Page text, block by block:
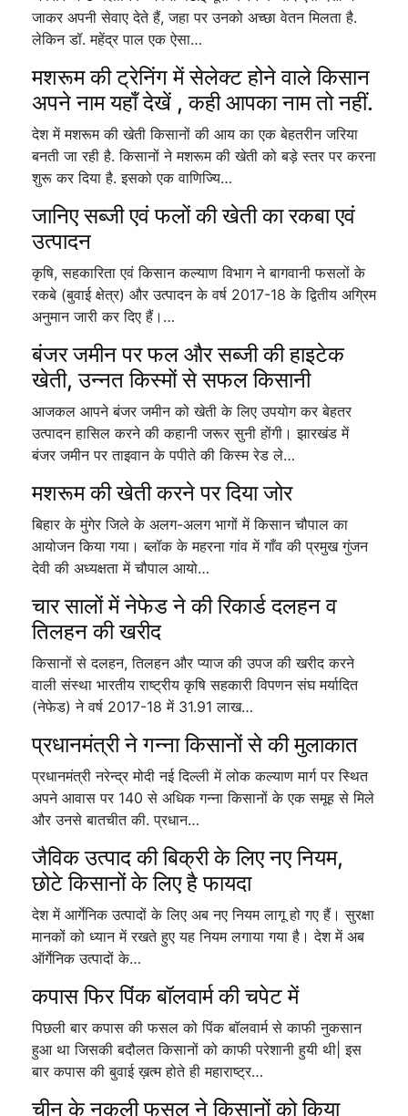
जाकर अपनी सेवाए देते हैं, जहा पर उनको अच्छा वेतन मिलता है.
लेकिन डॉ. महेंद्र पाल एक ऐसा…
मशरूम की ट्रेनिंग में सेलेक्ट होने वाले किसान
अपने नाम यहाँ देखें , कही आपका नाम तो नहीं.
देश में मशरूम की खेती किसानों की आय का एक बेहतरीन जरिया
बनती जा रही है. किसानों ने मशरूम की खेती को बड़े स्तर पर करना
शुरू कर दिया है. इसको एक वाणिज्यि…
जानिए सब्जी एवं फलों की खेती का रकबा एवं
उत्पादन
कृषि, सहकारिता एवं किसान कल्‍याण विभाग ने बागवानी फसलों के
रकबे (बुवाई क्षेत्र) और उत्‍पादन के वर्ष 2017-18 के द्वितीय अग्रिम
अनुमान जारी कर दिए हैं।…
बंजर जमीन पर फल और सब्जी की हाइटेक
खेती, उन्नत किस्मों से सफल किसानी
आजकल आपने बंजर जमीन को खेती के लिए उपयोग कर बेहतर
उत्पादन हासिल करने की कहानी जरूर सुनी होंगी। झारखंड में
बंजर जमीन पर ताइवान के पपीते की किस्म रेड ले…
मशरूम की खेती करने पर दिया जोर
बिहार के मुंगेर जिले के अलग-अलग भागों में किसान चौपाल का
आयोजन किया गया। ब्लॉक के महरना गांव में गाँव की प्रमुख गुंजन
देवी की अध्यक्षता में चौपाल आयो…
चार सालों में नेफेड ने की रिकार्ड दलहन व
तिलहन की खरीद
किसानों से दलहन, तिलहन और प्याज की उपज की खरीद करने
वाली संस्था भारतीय राष्ट्रीय कृषि सहकारी विपणन संघ मर्यादित
(नेफेड) ने वर्ष 2017-18 में 31.91 लाख…
प्रधानमंत्री ने गन्ना किसानों से की मुलाकात
प्रधानमंत्री नरेन्द्र मोदी नई दिल्ली में लोक कल्याण मार्ग पर स्थित
अपने आवास पर 140 से अधिक गन्ना किसानों के एक समूह से मिले
और उनसे बातचीत की. प्रधान…
जैविक उत्पाद की बिक्री के लिए नए नियम,
छोटे किसानों के लिए है फायदा
देश में आर्गेनिक उत्पादों के लिए अब नए नियम लागू हो गए हैं। सुरक्षा
मानकों को ध्यान में रखते हुए यह नियम लगाया गया है। देश में अब
ऑर्गेनिक उत्पादों के…
कपास फिर पिंक बॉलवार्म की चपेट में
पिछली बार कपास की फसल को पिंक बॉलवार्म से काफी नुकसान
हुआ था जिसकी बदौलत किसानों को काफी परेशानी हुयी थी| इस
बार कपास की बुवाई ख़त्म होते ही महाराष्ट्र…
चीन के नकली फसल ने किसानों को किया